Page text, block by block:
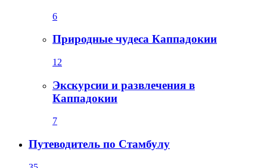
6
Природные чудеса Каппадокии
12
Экскурсии и развлечения в
Каппадокии
7
Путеводитель по Стамбулу